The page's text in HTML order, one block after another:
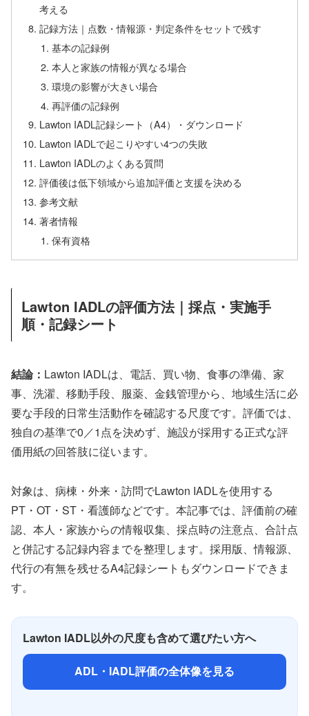
考える
記録方法｜点数・情報源・判定条件をセットで残す
基本の記録例
本人と家族の情報が異なる場合
環境の影響が大きい場合
再評価の記録例
Lawton IADL記録シート（A4）・ダウンロード
Lawton IADLで起こりやすい4つの失敗
Lawton IADLのよくある質問
評価後は低下領域から追加評価と支援を決める
参考文献
著者情報
保有資格
Lawton IADLの評価方法｜採点・実施手
順・記録シート
結論： Lawton IADLは、電話、買い物、食事の準備、家
事、洗濯、移動手段、服薬、金銭管理から、地域生活に必
要な手段的日常生活動作を確認する尺度です。評価では、
独自の基準で0／1点を決めず、施設が採用する正式な評
価用紙の回答肢に従います。
対象は、病棟・外来・訪問でLawton IADLを使用する
PT・OT・ST・看護師などです。本記事では、評価前の確
認、本人・家族からの情報収集、採点時の注意点、合計点
と併記する記録内容までを整理します。採用版、情報源、
代行の有無を残せるA4記録シートもダウンロードできま
す。
Lawton IADL以外の尺度も含めて選びたい方へ
ADL・IADL評価の全体像を見る